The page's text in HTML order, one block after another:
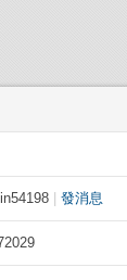
lin54198 發消息